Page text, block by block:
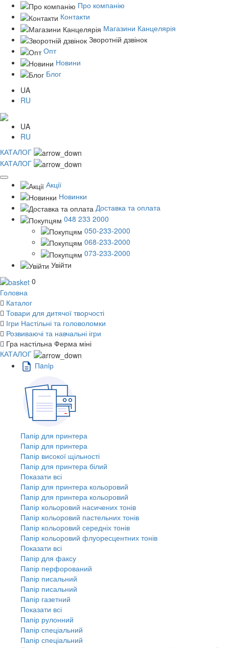
Про компанію
Контакти
Магазини Канцелярія
Зворотній дзвінок
Опт
Новини
Блог
UA
RU
UA
RU
КАТАЛОГ
КАТАЛОГ
Акції
Новинки
Доставка та оплата
048 233 2000
050-233-2000
068-233-2000
073-233-2000
Увійти
0
Головна
Каталог
Товари для дитячої творчості
Ігри Настільні та головоломки
Розвиваючі та навчальні ігри
Гра настільна Ферма міні
КАТАЛОГ
Пaпiр
Папір для принтера
Папір для принтера
Папір високої щільності
Папір для принтера білий
Показати всі
Папір для принтера кольоровий
Папір для принтера кольоровий
Папір кольоровий насичених тонів
Папір кольоровий пастельних тонів
Папір кольоровий середніх тонів
Папір кольоровий флуоресцентних тонів
Показати всі
Папір для факсу
Папір перфорований
Папір писальний
Папір писальний
Папір газетний
Показати всі
Папір рулонний
Папір спеціальний
Папір спеціальний